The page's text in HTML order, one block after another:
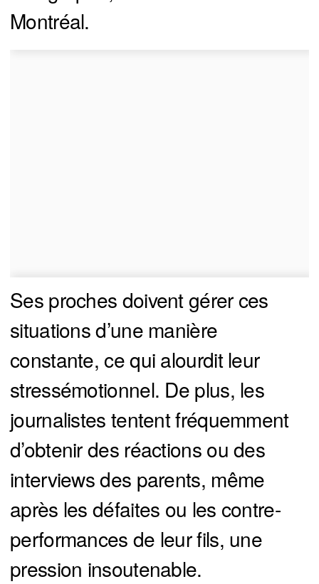
Montréal.
Ses proches doivent gérer ces
situations d’une manière
constante, ce qui alourdit leur
stressémotionnel. De plus, les
journalistes tentent fréquemment
d’obtenir des réactions ou des
interviews des parents, même
après les défaites ou les contre-
performances de leur fils, une
pression insoutenable.